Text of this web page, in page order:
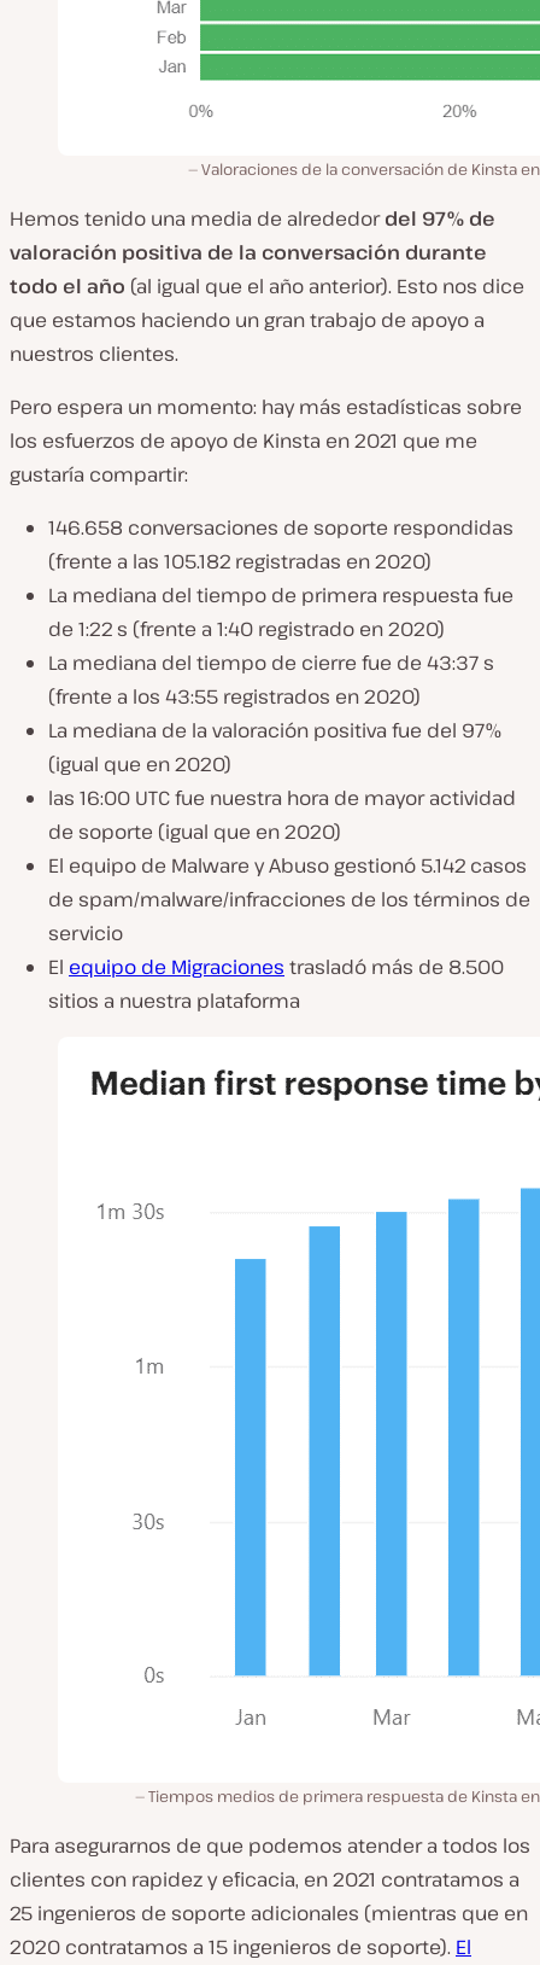
Valoraciones de la conversación de Kinsta
Hemos tenido una media de alrededordel 97% de
valoración positiva de la conversación durante
todo el año (al igual que el año anterior). Esto nos dice
que estamos haciendo un gran trabajo de apoyo a
nuestros clientes.
Pero espera un momento: hay más estadísticas sobre
los esfuerzos de apoyo de Kinsta en 2021 que me
gustaría compartir:
146.658 conversaciones de soporte respondidas
(frente a las 105.182 registradas en 2020)
La mediana del tiempo de primera respuesta fue
de 1:22 s (frente a 1:40 registrado en 2020)
La mediana del tiempo de cierre fue de 43:37 s
(frente a los 43:55 registrados en 2020)
La mediana de la valoración positiva fue del 97%
(igual que en 2020)
las 16:00 UTC fue nuestra hora de mayor actividad
de soporte (igual que en 2020)
El equipo de Malware y Abuso gestionó 5.142 casos
de spam/malware/infracciones de los términos de
servicio
El equipo de Migraciones trasladó más de 8.500
sitios a nuestra plataforma
Tiempos medios de primera respuesta de Kinsta
Para asegurarnos de que podemos atender a todos los
clientes con rapidez y eficacia, en 2021 contratamos a
25 ingenieros de soporte adicionales (mientras que en
2020 contratamos a 15 ingenieros de soporte). El